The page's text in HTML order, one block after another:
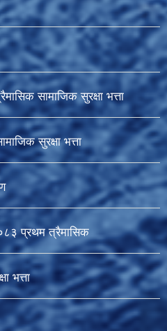
सामाजिक सुरक्षा भत्ता
सुरक्षा भत्ता
प्रथम त्रैमासिक
भत्ता